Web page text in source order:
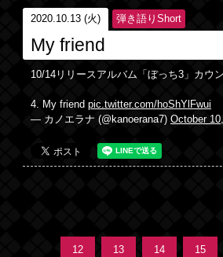
2020.10.13 (火) 弾き語りShort
My friend
10/14リリースアルバム「ぼっち3」カウ
4. My friend pic.twitter.com/hoShYlFwui
— カノエラナ (@kanoerana7) October
12 13 14 15